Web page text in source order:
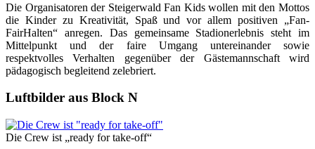
Die Organisatoren der Steigerwald Fan Kids wollen mit den Mottos
die Kinder zu Kreativität, Spaß und vor allem positiven „Fan-
FairHalten“ anregen. Das gemeinsame Stadionerlebnis steht im
Mittelpunkt und der faire Umgang untereinander sowie
respektvolles Verhalten gegenüber der Gästemannschaft wird
pädagogisch begleitend zelebriert.
Luftbilder aus Block N
Die Crew ist „ready for take-off“